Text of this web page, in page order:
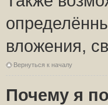
вложения,
Вернуться к началу
Почему я